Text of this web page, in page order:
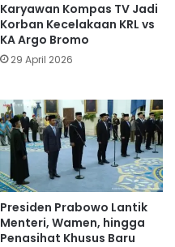
Karyawan Kompas TV Jadi
Korban Kecelakaan KRL vs
KA Argo Bromo
29 April 2026
Presiden Prabowo Lantik
Menteri, Wamen, hingga
Penasihat Khusus Baru